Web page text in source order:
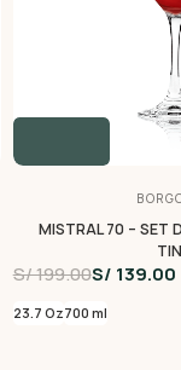
MISTRAL 70 – SET
S/ 199.00S/ 139.00
23.7 Oz700 ml